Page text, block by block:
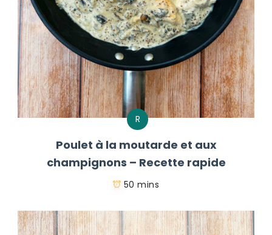
R
Poulet à la moutarde et aux
champignons – Recette rapide
50 mins